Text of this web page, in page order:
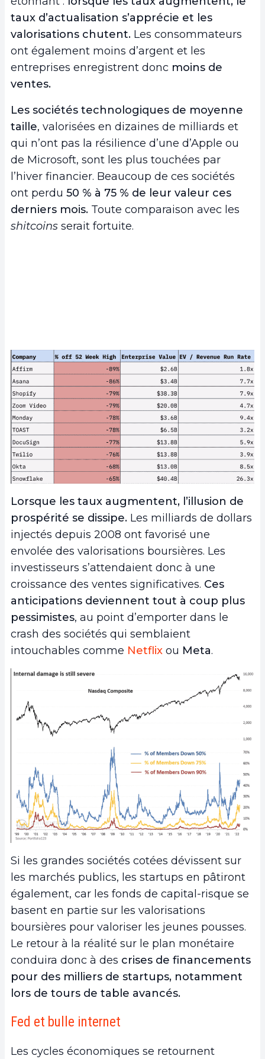
taux d’actualisation s’apprécie et les
valorisations chutent. Les consommateurs
ont également moins d’argent et les
entreprises enregistrent donc moins de
ventes.
Les sociétés technologiques de moyenne
taille, valorisées en dizaines de milliards et
qui n’ont pas la résilience d’une d’Apple ou
de Microsoft, sont les plus touchées par
l’hiver financier. Beaucoup de ces sociétés
ont perdu 50 % à 75 % de leur valeur ces
derniers mois. Toute comparaison avec les
shitcoins serait fortuite.
Lorsque les taux augmentent, l’illusion de
prospérité se dissipe. Les milliards de dollars
injectés depuis 2008 ont favorisé une
envolée des valorisations boursières. Les
investisseurs s’attendaient donc à une
croissance des ventes significatives. Ces
anticipations deviennent tout à coup plus
pessimistes, au point d’emporter dans le
crash des sociétés qui semblaient
intouchables comme Netflix ou Meta.
Si les grandes sociétés cotées dévissent sur
les marchés publics, les startups en pâtiront
également, car les fonds de capital-risque se
basent en partie sur les valorisations
boursières pour valoriser les jeunes pousses.
Le retour à la réalité sur le plan monétaire
conduira donc à des crises de financements
pour des milliers de startups, notamment
lors de tours de table avancés.
Fed et bulle internet
Les cycles économiques se retournent